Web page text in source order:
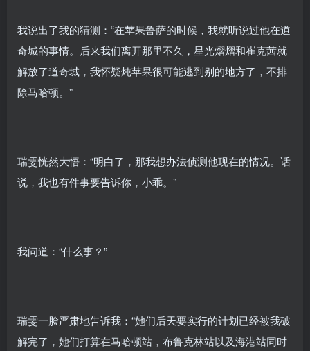
我说出了我的猜测：“在苹果鲁萨的时候，我就听说过他在道
奇城的事情。后来我们离开那里不久，星光熠熠和崔克茜就
解放了道奇城，我怀疑炖苹果很可能逃到别的地方了，不排
除马哈顿。”
瑞雯恍然大悟：“明白了，那我想办法侦测他现在的情况。话
说，我也有件事要告诉你，小乖。”
我问道：“什么事？”
瑞雯一脸严肃地告诉我：“她们后天要实行的计划已经被我破
解完了，她们打算在马哈顿站，布鲁克林站以及海港站同时